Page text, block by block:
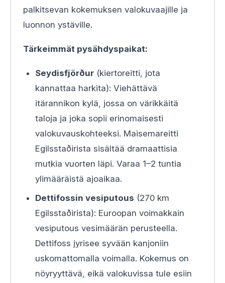
palkitsevan kokemuksen valokuvaajille ja
luonnon ystäville.
Tärkeimmät pysähdyspaikat:
Seydisfjörður(kiertoreitti, jota
kannattaa harkita): Viehättävä
itärannikon kylä, jossa on värikkäitä
taloja ja joka sopii erinomaisesti
valokuvauskohteeksi. Maisemareitti
Egilsstaðirista sisältää dramaattisia
mutkia vuorten läpi. Varaa 1–2 tuntia
ylimääräistä ajoaikaa.
Dettifossin vesiputous (270 km
Egilsstaðirista): Euroopan voimakkain
vesiputous vesimäärän perusteella.
Dettifoss jyrisee syvään kanjoniin
uskomattomalla voimalla. Kokemus on
nöyryyttävä, eikä valokuvissa tule esiin